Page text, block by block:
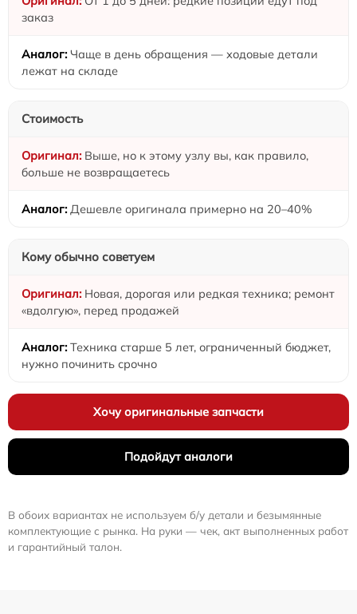
заказ
Чаще в день обращения — ходовые детали
лежат на складе
Стоимость
Выше, но к этому узлу вы, как правило,
больше не возвращаетесь
Дешевле оригинала примерно на 20–40%
Кому обычно советуем
Новая, дорогая или редкая техника; ремонт
«вдолгую», перед продажей
Техника старше 5 лет, ограниченный бюджет,
нужно починить срочно
Хочу оригинальные запчасти
Подойдут аналоги
В обоих вариантах не используем б/у детали и безымянные
комплектующие с рынка. На руки — чек, акт выполненных работ
и гарантийный талон.